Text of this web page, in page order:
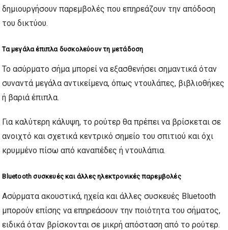
δημιουργήσουν παρεμβολές που επηρεάζουν την απόδοση
του δικτύου.
Τα μεγάλα έπιπλα δυσκολεύουν τη μετάδοση
Το ασύρματο σήμα μπορεί να εξασθενήσει σημαντικά όταν
συναντά μεγάλα αντικείμενα, όπως ντουλάπες, βιβλιοθήκες
ή βαριά έπιπλα.
Για καλύτερη κάλυψη, το ρούτερ θα πρέπει να βρίσκεται σε
ανοιχτό και σχετικά κεντρικό σημείο του σπιτιού και όχι
κρυμμένο πίσω από καναπέδες ή ντουλάπια.
Bluetooth συσκευές και άλλες ηλεκτρονικές παρεμβολές
Ασύρματα ακουστικά, ηχεία και άλλες συσκευές Bluetooth
μπορούν επίσης να επηρεάσουν την ποιότητα του σήματος,
ειδικά όταν βρίσκονται σε μικρή απόσταση από το ρούτερ.